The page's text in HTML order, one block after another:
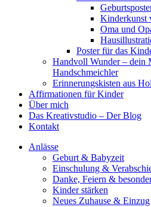
Kinderkunst
Oma und
Poster für das
Handvoll Wunder – dein
Handschmeichler
Erinnerungskisten aus
Affirmationen für Kinder
Über mich
Das Kreativstudio – Der Blog
Kontakt
Anlässe
Geburt & Babyzeit
Einschulung &
Danke, Feiern &
Kinder stärken
Neues Zuhause & Einzug